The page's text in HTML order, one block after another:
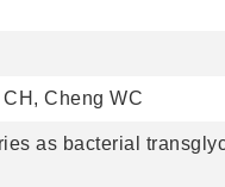
Cheng WC
as bacterial